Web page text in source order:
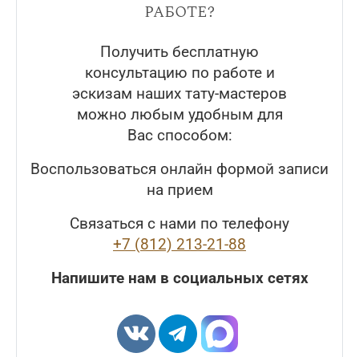
работе?
Получить бесплатную
консультацию по работе и
эскизам наших тату-мастеров
можно любым удобным для
Вас способом:
Воспользоваться онлайн формой записи
на прием
Связаться с нами по телефону
+7 (812) 213-21-88
Напишите нам в социальных сетях